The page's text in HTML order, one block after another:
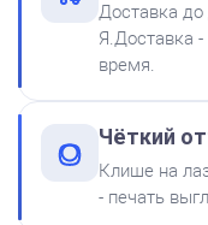
от 600
Доставка до
Я.Доставка
время.
Чёткий
Клише на
- печать